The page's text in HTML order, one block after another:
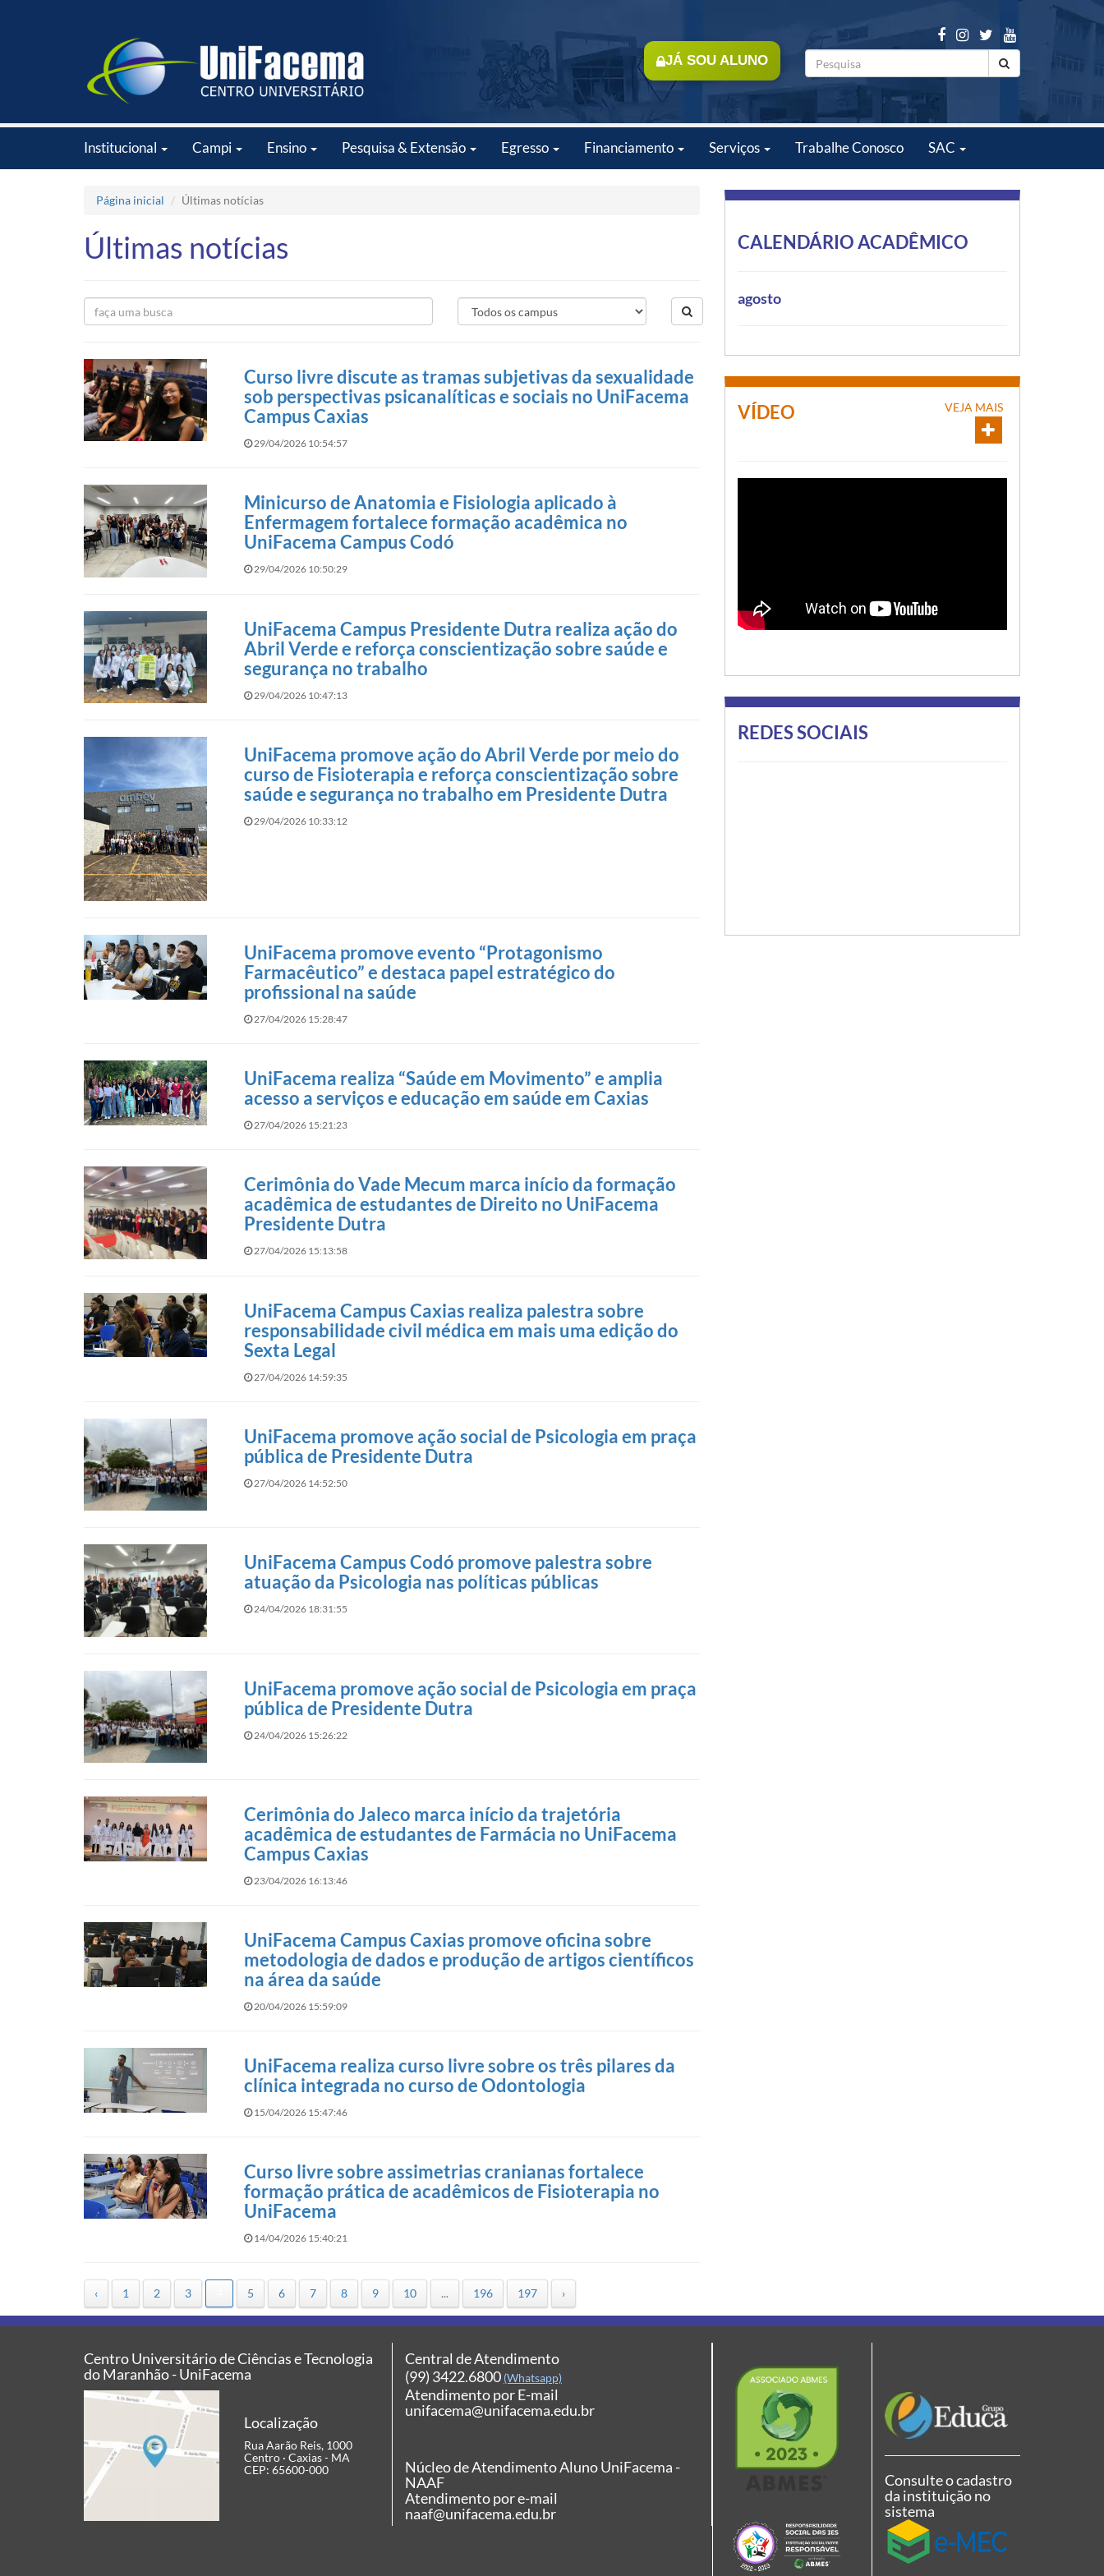
JÁ SOU ALUNO
Institucional Campi Ensino Pesquisa & Extensão Egresso Financiamento Serviços Trabalhe Conosco SAC
Página inicial Últimas notícias
Últimas notícias
Curso livre discute as tramas subjetivas da sexualidade
sob perspectivas psicanalíticas e sociais no UniFacema
Campus Caxias
29/04/2026 10:54:57
Minicurso de Anatomia e Fisiologia aplicado à
Enfermagem fortalece formação acadêmica no
UniFacema Campus Codó
29/04/2026 10:50:29
UniFacema Campus Presidente Dutra realiza ação do
Abril Verde e reforça conscientização sobre saúde e
segurança no trabalho
29/04/2026 10:47:13
UniFacema promove ação do Abril Verde por meio do
curso de Fisioterapia e reforça conscientização sobre
saúde e segurança no trabalho em Presidente Dutra
29/04/2026 10:33:12
UniFacema promove evento “Protagonismo
Farmacêutico” e destaca papel estratégico do
profissional na saúde
27/04/2026 15:28:47
UniFacema realiza “Saúde em Movimento” e amplia
acesso a serviços e educação em saúde em Caxias
27/04/2026 15:21:23
Cerimônia do Vade Mecum marca início da formação
acadêmica de estudantes de Direito no UniFacema
Presidente Dutra
27/04/2026 15:13:58
UniFacema Campus Caxias realiza palestra sobre
responsabilidade civil médica em mais uma edição do
Sexta Legal
27/04/2026 14:59:35
UniFacema promove ação social de Psicologia em praça
pública de Presidente Dutra
27/04/2026 14:52:50
UniFacema Campus Codó promove palestra sobre
atuação da Psicologia nas políticas públicas
24/04/2026 18:31:55
UniFacema promove ação social de Psicologia em praça
pública de Presidente Dutra
24/04/2026 15:26:22
Cerimônia do Jaleco marca início da trajetória
acadêmica de estudantes de Farmácia no UniFacema
Campus Caxias
23/04/2026 16:13:46
UniFacema Campus Caxias promove oficina sobre
metodologia de dados e produção de artigos científicos
na área da saúde
20/04/2026 15:59:09
UniFacema realiza curso livre sobre os três pilares da
clínica integrada no curso de Odontologia
15/04/2026 15:47:46
Curso livre sobre assimetrias cranianas fortalece
formação prática de acadêmicos de Fisioterapia no
UniFacema
14/04/2026 15:40:21
‹ 1 2 3 5 6 7 8 9 10 ... 196 197 ›
CALENDÁRIO ACADÊMICO
agosto
VÍDEO VEJA MAIS
REDES SOCIAIS
Centro Universitário de Ciências e Tecnologia
do Maranhão - UniFacema
Localização
Rua Aarão Reis, 1000
Centro · Caxias - MA
CEP: 65600-000
Central de Atendimento
(99) 3422.6800 (Whatsapp)
Atendimento por E-mail
unifacema@unifacema.edu.br
Núcleo de Atendimento Aluno UniFacema -
NAAF
Atendimento por e-mail
naaf@unifacema.edu.br
Consulte o cadastro
da instituição no
sistema